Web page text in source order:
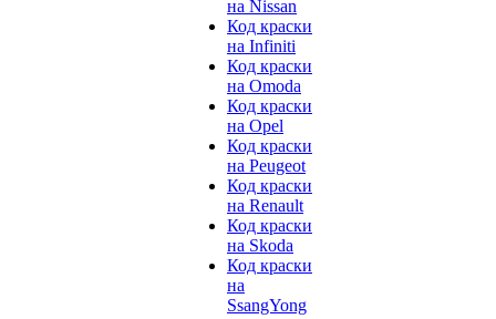
на Nissan
Код краски
на Infiniti
Код краски
на Omoda
Код краски
на Opel
Код краски
на Peugeot
Код краски
на Renault
Код краски
на Skoda
Код краски
на
SsangYong